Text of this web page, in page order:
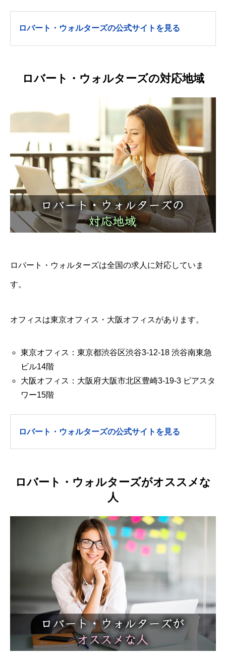
ロバート・ウォルターズの公式サイトを見る
ロバート・ウォルターズの対応地域
ロバート・ウォルターズは全国の求人に対応していま
す。
オフィスは東京オフィス・大阪オフィスがあります。
東京オフィス：東京都渋谷区渋谷3-12-18 渋谷南東急
ビル14階
大阪オフィス：大阪府大阪市北区豊崎3-19-3 ピアスタ
ワー15階
ロバート・ウォルターズの公式サイトを見る
ロバート・ウォルターズがオススメな
人